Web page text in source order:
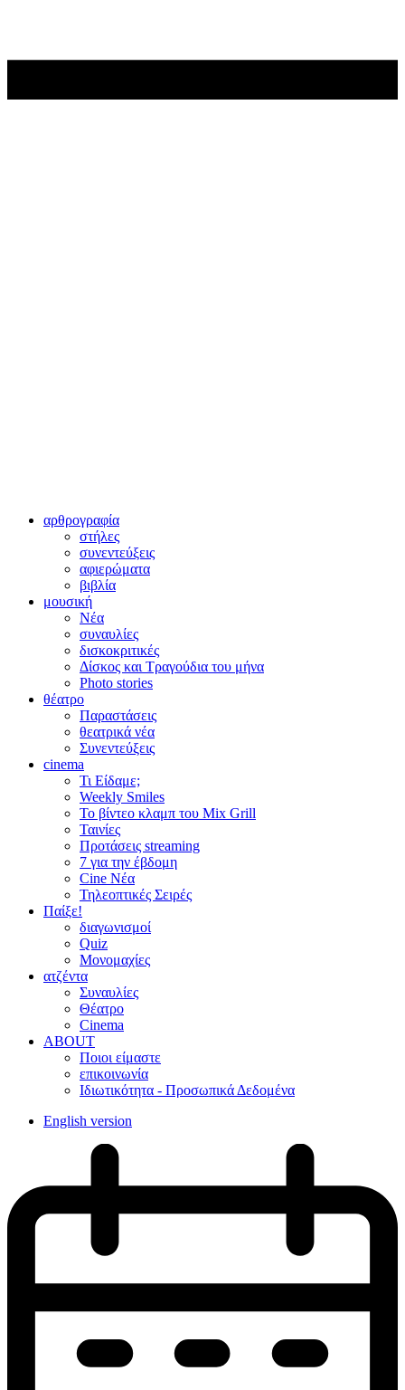
αρθρογραφία
στήλες
συνεντεύξεις
αφιερώματα
βιβλία
μουσική
Νέα
συναυλίες
δισκοκριτικές
Δίσκος και Τραγούδια του μήνα
Photo stories
θέατρο
Παραστάσεις
θεατρικά νέα
Συνεντεύξεις
cinema
Τι Είδαμε;
Weekly Smiles
Το βίντεο κλαμπ του Mix Grill
Ταινίες
Προτάσεις streaming
7 για την έβδομη
Cine Νέα
Τηλεοπτικές Σειρές
Παίξε!
διαγωνισμοί
Quiz
Μονομαχίες
ατζέντα
Συναυλίες
Θέατρο
Cinema
ABOUT
Ποιοι είμαστε
επικοινωνία
Ιδιωτικότητα - Προσωπικά Δεδομένα
English version